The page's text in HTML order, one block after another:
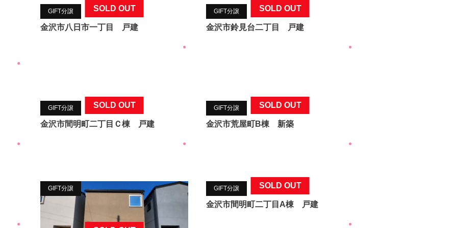
●
SOLD OUT
GIFT分譲
金沢市八日市一丁目 戸建
●
SOLD OUT
GIFT分譲
金沢市鈴見台二丁目 戸建
●
●
SOLD OUT
GIFT分譲
金沢市間明町二丁目Ｃ棟 戸建
●
SOLD OUT
GIFT分譲
金沢市荒屋町B棟 新築
●
●
GIFT分譲 SOLD OUT
GIFT分譲
金沢市間明町二丁目A棟 戸建
●